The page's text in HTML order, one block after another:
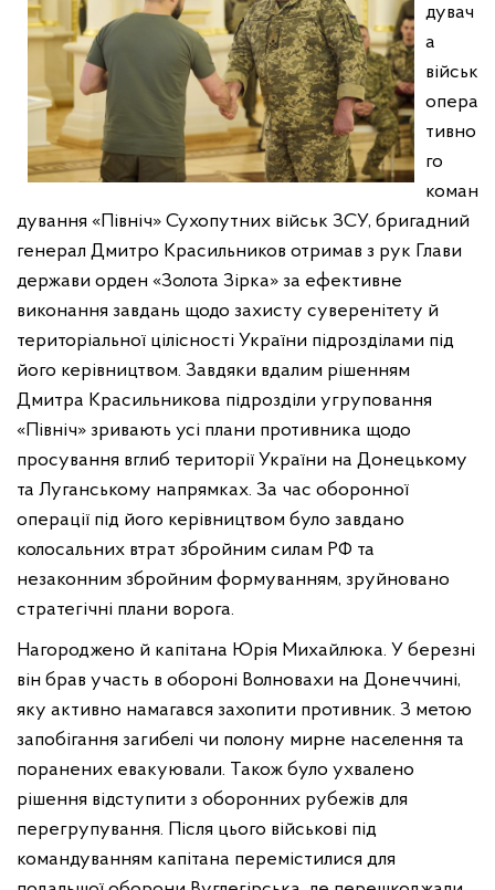
дувач
а
військ
опера
тивно
го
коман
дування «Північ» Сухопутних військ ЗСУ, бригадний
генерал Дмитро Красильников отримав з рук Глави
держави орден «Золота Зірка» за ефективне
виконання завдань щодо захисту суверенітету й
територіальної цілісності України підрозділами під
його керівництвом. Завдяки вдалим рішенням
Дмитра Красильникова підрозділи угруповання
«Північ» зривають усі плани противника щодо
просування вглиб території України на Донецькому
та Луганському напрямках. За час оборонної
операції під його керівництвом було завдано
колосальних втрат збройним силам РФ та
незаконним збройним формуванням, зруйновано
стратегічні плани ворога.
Нагороджено й капітана Юрія Михайлюка. У березні
він брав участь в обороні Волновахи на Донеччині,
яку активно намагався захопити противник. З метою
запобігання загибелі чи полону мирне населення та
поранених евакуювали. Також було ухвалено
рішення відступити з оборонних рубежів для
перегрупування. Після цього військові під
командуванням капітана перемістилися для